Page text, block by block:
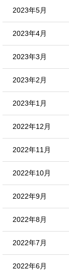
2023年5月
2023年4月
2023年3月
2023年2月
2023年1月
2022年12月
2022年11月
2022年10月
2022年9月
2022年8月
2022年7月
2022年6月